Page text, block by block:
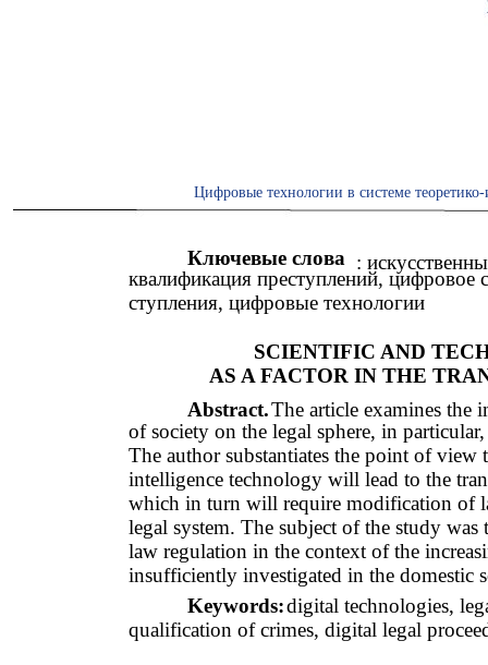
Цифровые технологии в системе
Ключевые слова :
квалификация преступлений,
ступления, цифровые технологии
SCIENTIFIC AND
AS A FACTOR IN THE
Abstract.The article examines the
of society on the legal sphere, in
The author substantiates the point of
intelligence technology will lead to the
which in turn will require modification of
legal system. The subject of the study
law regulation in the context of the
insufficiently investigated in the domestic
Keywords:digital technologies,
qualification of crimes, digital legal